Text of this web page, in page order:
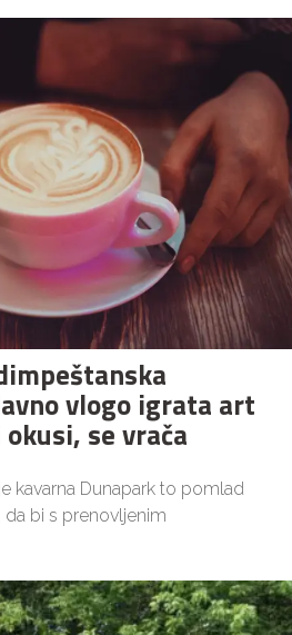
vlogo igrata art
se vrača
kavarna Dunapark to pomlad
bi s prenovljenim